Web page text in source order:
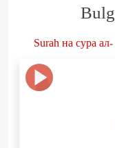
Surah на сура